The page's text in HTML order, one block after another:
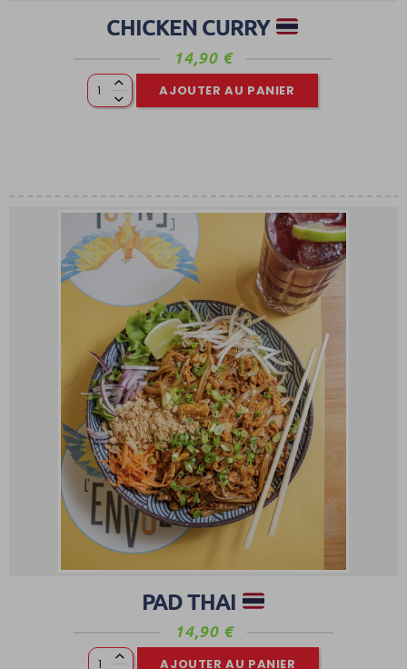
CHICKEN CURRY
14,90 €
AJOUTER AU PANIER
PAD THAI
14,90 €
AJOUTER AU PANIER